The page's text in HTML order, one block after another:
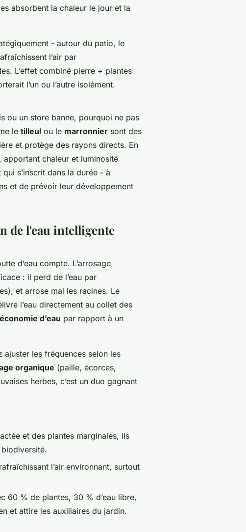
absorbent la chaleur le jour et la
- autour du patio, le
l’air par
L’effet combiné pierre + plantes
l’un ou l’autre isolément.
ou un store banne, pourquoi ne pas
le tilleul ou le marronnier sont des
et protège des rayons directs. En
apportant chaleur et luminosité
s’inscrit dans la durée - à
et de prévoir leur développement
de l'eau intelligente
d’eau compte. L’arrosage
: il perd de l’eau par
et arrose mal les racines. Le
l’eau directement au collet des
d’eau par rapport à un
les fréquences selon les
organique (paille, écorces,
herbes, c’est un duo gagnant
et des plantes marginales, ils
l’air environnant, surtout
60 % de plantes, 30 % d’eau libre,
et attire les auxiliaires du jardin.